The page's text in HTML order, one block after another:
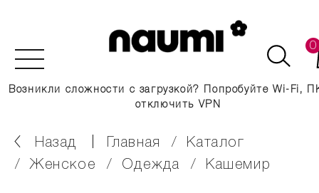
0
Возникли сложности с загрузкой? Попробуйте Wi-Fi,
отключить VPN
Назад главная
каталог
женское
одежда кашемир